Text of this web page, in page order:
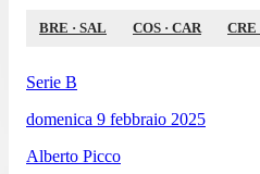
BRE · SAL COS · CAR CRE
Serie B
domenica 9 febbraio 2025
Alberto Picco